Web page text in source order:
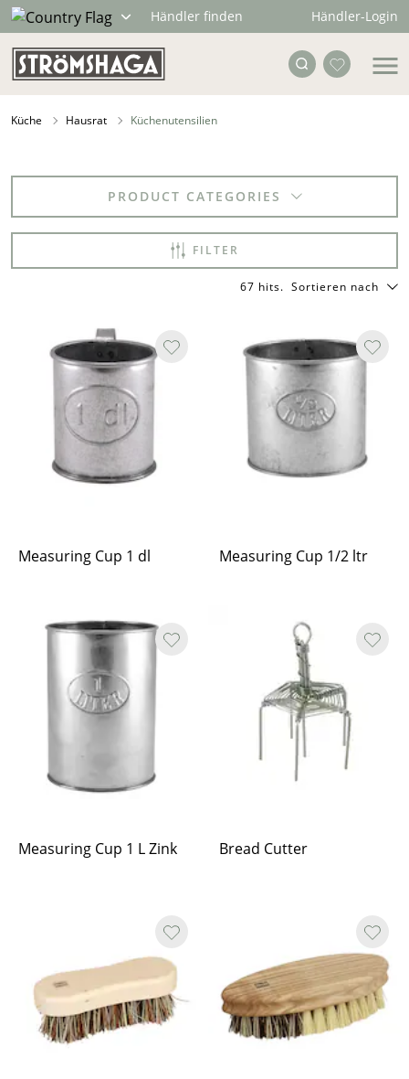
Händler finden Händler-Login
Küche Hausrat Küchenutensilien
PRODUCT CATEGORIES
FILTER
67 hits. Sortieren nach
Measuring Cup 1 dl Measuring Cup 1/2 ltr
Measuring Cup 1 L Zink Bread Cutter